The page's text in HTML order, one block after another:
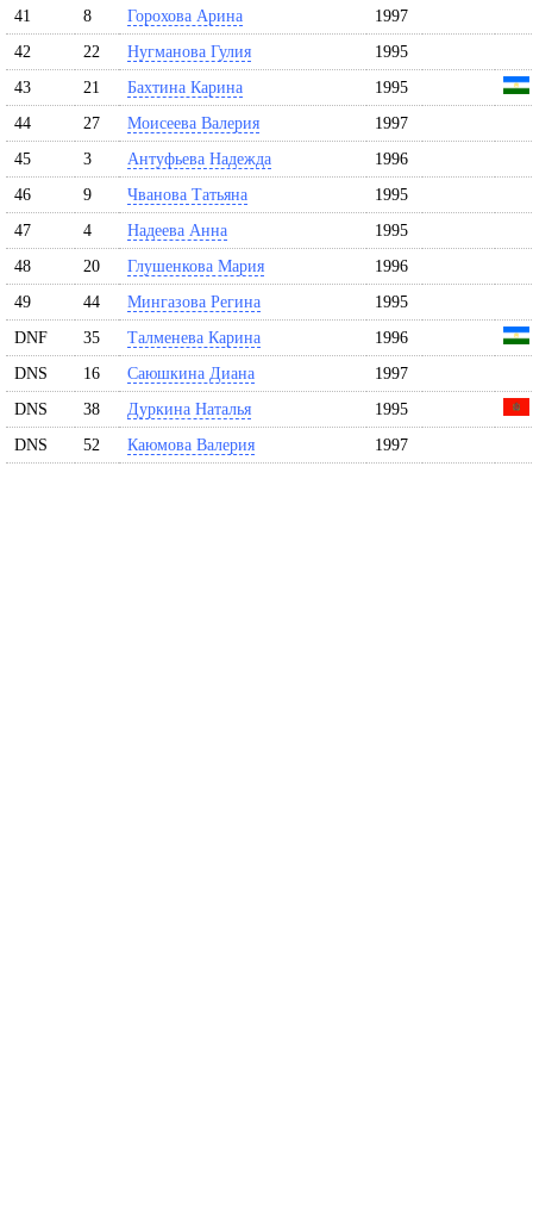
41
8 Горохова Арина
1997
42
22 Нугманова Гулия
1995
43
21 Бахтина Карина 1995
44
27 Моисеева Валерия
1997
45
3 Антуфьева Надежда
1996
46
9 Чванова Татьяна
1995
47
4 Надеева Анна
1995
48
20 Глушенкова Мария
1996
49
44 Мингазова Регина
1995
DNF
35 Талменева Карина 1996
DNS
16 Саюшкина Диана
1997
DNS
38 Дуркина Наталья 1995
DNS
52 Каюмова Валерия 1997